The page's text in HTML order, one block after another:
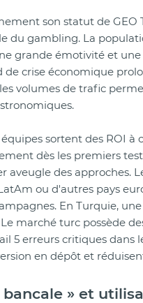
son statut de GEO
du gambling. La
grande émotivité et
crise économique
volumes de trafic
sortent des ROI à
dès les premiers
aveugle des approches.
ou d'autres pays
En Turquie,
marché turc possède
5 erreurs critiques dans
en dépôt et
» et